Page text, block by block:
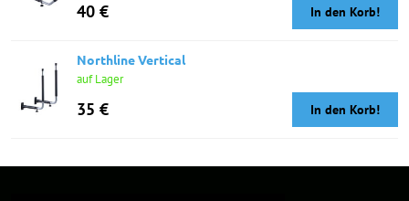
40 € In den Korb!
Northline Vertical
auf Lager
35 € In den Korb!